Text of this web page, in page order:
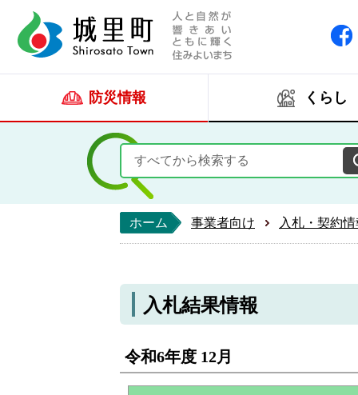
防災情報 くらし
ホーム 事業者向け 入札・契約
入札結果情報
令和6年度 12月